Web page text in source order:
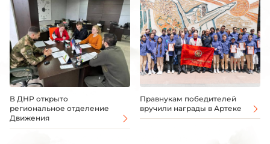
В ДНР открыто
региональное отделение
Движения
Правнукам победителей
вручили награды в Артеке